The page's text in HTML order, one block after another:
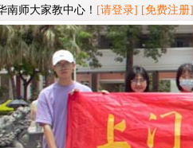
南师大家教中心！ [请登录] [免费注册]